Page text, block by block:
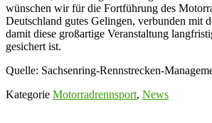
wünschen wir für die Fortführung des
Deutschland gutes Gelingen, verbunden mit
damit diese großartige Veranstaltung
gesichert ist.
Quelle: Sachsenring-Rennstrecken-
Kategorie Motorradrennsport, News